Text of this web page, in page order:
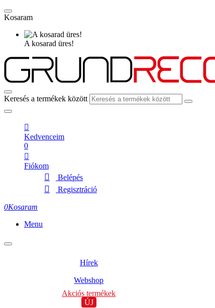
Kosaram
A kosarad üres!
Keresés a termékek között
Kedvenceim
0
Fiókom
Belépés
Regisztráció
0Kosaram
Menu
Hírek
Webshop
Akciós termékek
ÚJ